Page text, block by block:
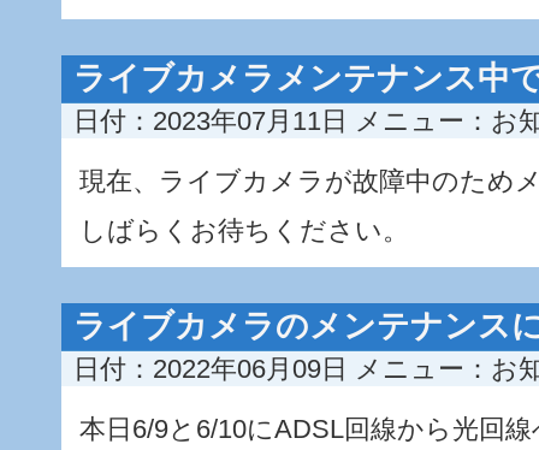
ライブカメラメンテナンス中
日付：2023年07月11日 メニュー： お
現在、ライブカメラが故障中のため
しばらくお待ちください。
ライブカメラのメンテナンス
日付：2022年06月09日 メニュー： お
本日6/9と6/10にADSL回線から光回